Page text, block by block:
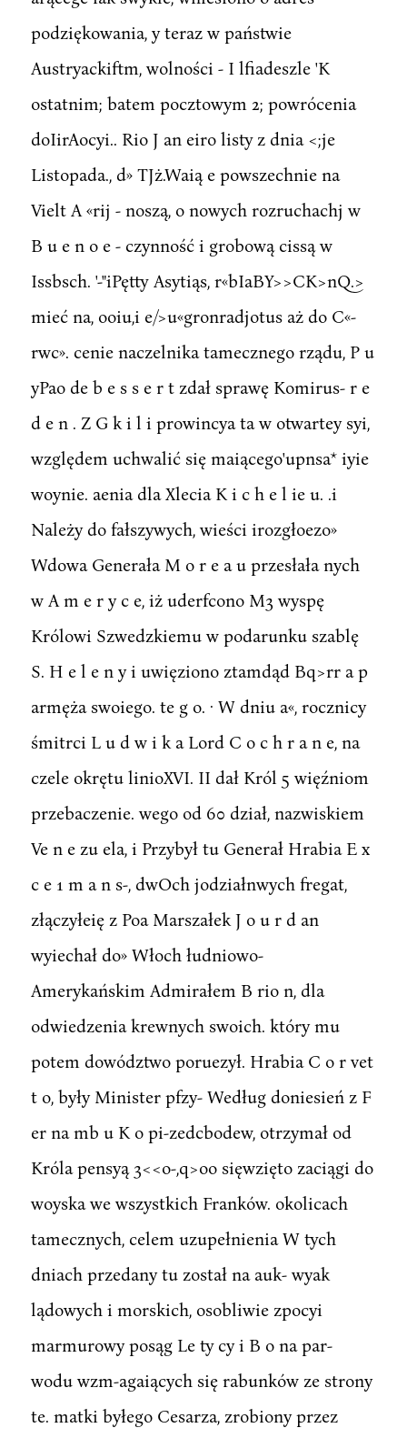
podziękowania, y teraz w państwie
Austryackiftm, wolności - I lfiadeszle 'K
ostatnim; batem pocztowym 2; powrócenia
doIirAocyi.. Rio J an eiro listy z dnia <;je
Listopada., d» TJż.Waią e powszechnie na
Vielt A «rij - noszą, o nowych rozruchachj w
B u e n o e - czynność i grobową cissą w
Issbsch. '-"iPętty Asytiąs, r«bIaBY>>CK>nQ.>
mieć na, ooiu,i e/>u«gronradjotus aż do C«-
rwc». cenie naczelnika tamecznego rządu, P u
yPao de b e s s e r t zdał sprawę Komirus- r e
d e n . Z G k i l i prowincya ta w otwartey syi,
względem uchwalić się maiącego'upnsa* iyie
woynie. aenia dla Xlecia K i c h e l ie u. .i
Należy do fałszywych, wieści irozgłoezo»
Wdowa Generała M o r e a u przesłała nych
w A m e r y c e, iż uderfcono M3 wyspę
Królowi Szwedzkiemu w podarunku szablę
S. H e l e n y i uwięziono ztamdąd Bq>rr a p
armęża swoiego. te g o. · W dniu a«, rocznicy
śmitrci L u d w i k a Lord C o c h r a n e, na
czele okrętu linioXVI. II dał Król 5 więźniom
przebaczenie. wego od 60 dział, nazwiskiem
Ve n e zu ela, i Przybył tu Generał Hrabia E x
c e 1 m a n s-, dwOch jodziałnwych fregat,
złączyłeię z Poa Marszałek J o u r d an
wyiechał do» Włoch łudniowo-
Amerykańskim Admirałem B rio n, dla
odwiedzenia krewnych swoich. który mu
potem dowództwo poruezył. Hrabia C o r vet
t o, były Minister pfzy- Według doniesień z F
er na mb u K o pi-zedcbodew, otrzymał od
Króla pensyą 3<<o-,q>oo sięwzięto zaciągi do
woyska we wszystkich Franków. okolicach
tamecznych, celem uzupełnienia W tych
dniach przedany tu został na auk- wyak
lądowych i morskich, osobliwie zpocyi
marmurowy posąg Le ty cy i B o na par-
wodu wzm-agaiących się rabunków ze strony
te. matki byłego Cesarza, zrobiony przez